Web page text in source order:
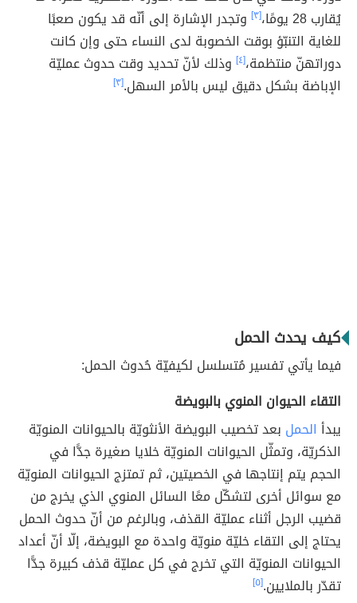
يُقارب 28 يومًا،
[٣]
وتجدر الإشارة إلى أنّه قد يكون صعبًا
للغاية التنبّؤ بوقت الخصوبة لدى النساء حتى وإن كانت
دوراتهنّ منتظمة،[٤]
وذلك لأنّ تحديد وقت حدوث عمليّة
الإباضة بشكل دقيق ليس بالأمر السهل.[٣]
كيف يحدث الحمل
فيما يأتي تفسير مُتسلسل لكيفيّة حُدوث الحمل:
التقاء الحيوان المنوي بالبويضة
يبدأ الحمل بعد تخصيب البويضة الأنثويّة بالحيوانات المنويّة
الذكريّة، وتمثّل الحيوانات المنويّة خلايا صغيرة جدًّا في
الحجم يتم إنتاجها في الخصيتين، ثم تمتزج الحيوانات المنويّة
مع سوائل أخرى لتشكّل معًا السائل المنوي الذي يخرج من
قضيب الرجل أثناء عمليّة القذف، وبالرغم من أنّ حدوث الحمل
يحتاج إلى التقاء خليّة منويّة واحدة مع البويضة، إلّا أنّ أعداد
الحيوانات المنويّة التي تخرج في كل عمليّة قذف كبيرة جدًّا
تقدّر بالملايين.[٥]